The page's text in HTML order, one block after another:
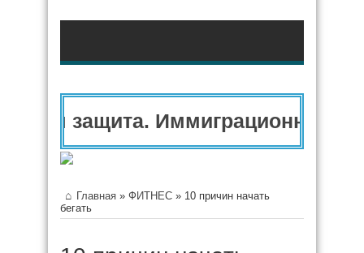
защита. Иммиграционный
Главная » ФИТНЕС » 10 причин начать
бегать